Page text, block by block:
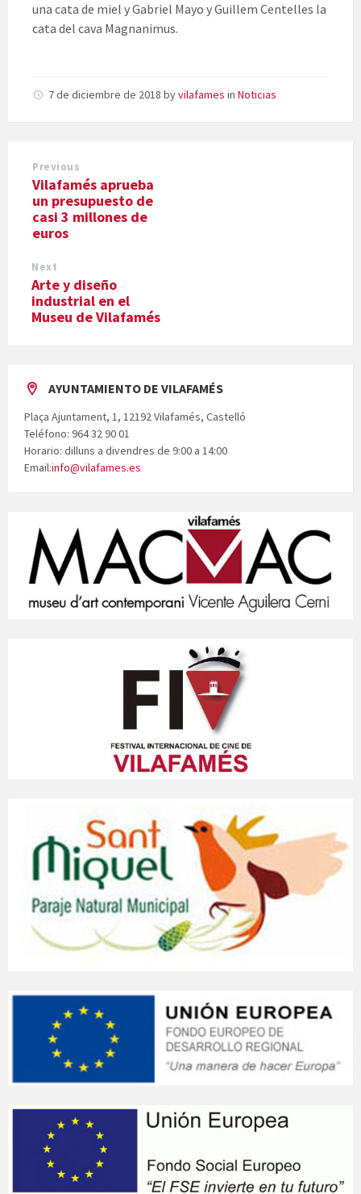
una cata de miel y Gabriel Mayo y Guillem Centelles la
cata del cava Magnanimus.
7 de diciembre de 2018 byvilafames in Noticias
Previous
Vilafamés aprueba
un presupuesto de
casi 3 millones de
euros
Next
Arte y diseño
industrial en el
Museu de Vilafamés
AYUNTAMIENTO DE VILAFAMÉS
Plaça Ajuntament, 1, 12192 Vilafamés, Castelló
Teléfono: 964 32 90 01
Horario: dilluns a divendres de 9:00 a 14:00
Email:info@vilafames.es